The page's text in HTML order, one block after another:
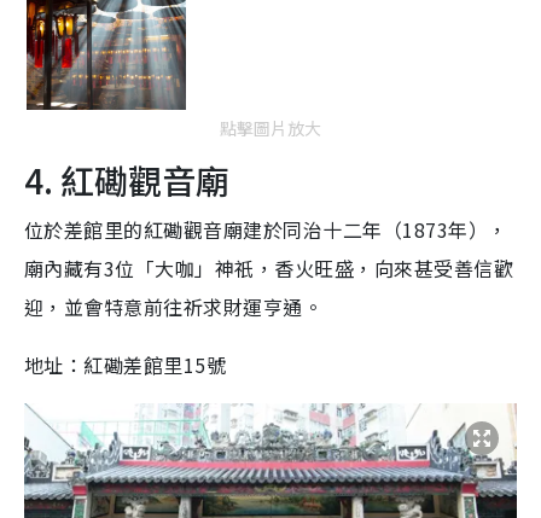
點擊圖片放大
4. 紅磡觀音廟
位於差館里的紅磡觀音廟建於同治十二年（1873年），
廟內藏有3位「大咖」神祇，香火旺盛，向來甚受善信歡
迎，並會特意前往祈求財運亨通。
地址：紅磡差館里15號